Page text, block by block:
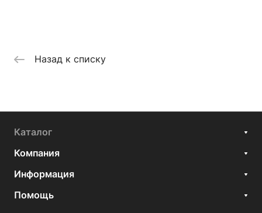
Назад к списку
Каталог
Компания
Информация
Помощь